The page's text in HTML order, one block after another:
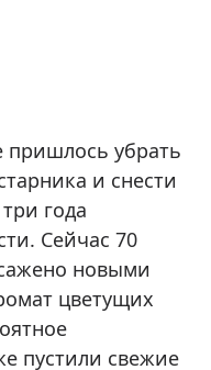
пришлось убрать
и снести
года
Сейчас 70
новыми
цветущих
пустили свежие